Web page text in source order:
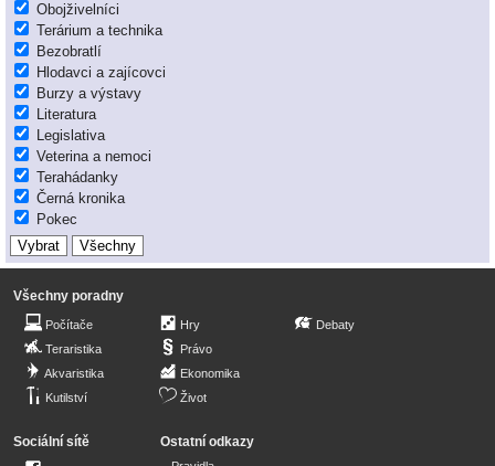
Obojživelníci
Terárium a technika
Bezobratlí
Hlodavci a zajícovci
Burzy a výstavy
Literatura
Legislativa
Veterina a nemoci
Terahádanky
Černá kronika
Pokec
Všechny poradny
Počítače
Teraristika
Akvaristika
Kutilství
Hry
Právo
Ekonomika
Život
Debaty
Sociální sítě Ostatní odkazy